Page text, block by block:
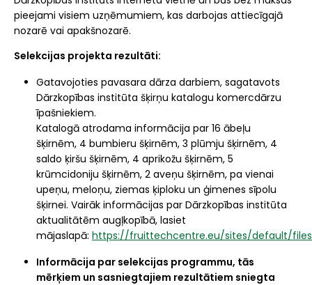
pieejami visiem uzņēmumiem, kas darbojas attiecīgajā
nozarē vai apakšnozarē.
Selekcijas projekta rezultāti:
Gatavojoties pavasara dārza darbiem, sagatavots
Dārzkopības institūta šķirņu katalogu komercdārzu
īpašniekiem.
Katalogā atrodama informācija par 16 ābeļu
šķirnēm, 4 bumbieru šķirnēm, 3 plūmju šķirnēm, 4
saldo ķiršu šķirnēm, 4 aprikožu šķirnēm, 5
krūmcidoniju šķirnēm, 2 aveņu šķirnēm, pa vienai
upeņu, meloņu, ziemas ķiploku un ģimenes sīpolu
šķirnei. Vairāk informācijas par Dārzkopības institūta
aktualitātēm augļkopībā, lasiet
mājaslapā: https://fruittechcentre.eu/sites/default/
Informācija par selekcijas programmu, tās
mērķiem un sasniegtajiem rezultātiem sniegta